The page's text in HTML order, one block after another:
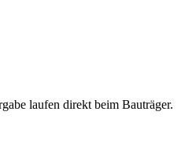
laufen direkt beim Bauträger.